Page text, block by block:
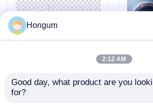
मामले
उद्धरण मांगें
रासायनिक परिचालन
Hongum
2:12 AM
Good day, what product are you
for?